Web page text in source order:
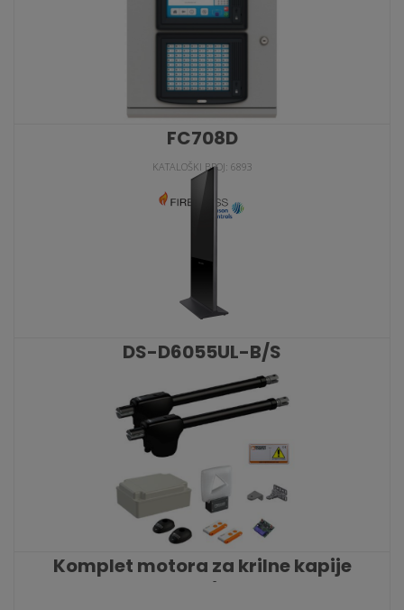
FC708D
KATALOŠKI BROJ: 6893
DS-D6055UL-B/S
KATALOŠKI BROJ: 7667
Komplet motora za krilne kapije